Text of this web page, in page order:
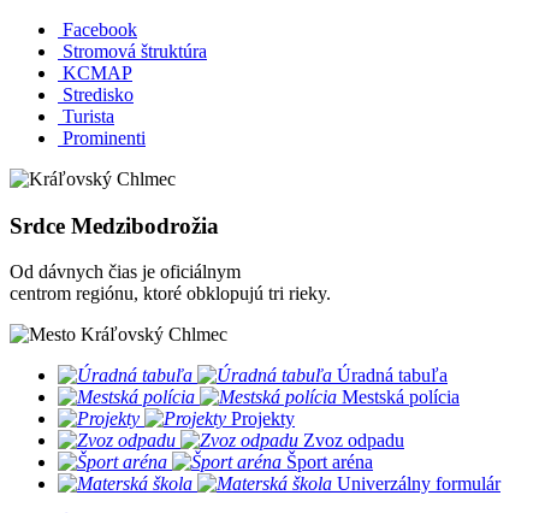
Facebook
Stromová štruktúra
KCMAP
Stredisko
Turista
Prominenti
Srdce Medzibodrožia
Od dávnych čias je oficiálnym
centrom regiónu, ktoré obklopujú tri rieky.
Úradná tabuľa
Mestská polícia
Projekty
Zvoz odpadu
Šport aréna
Univerzálny formulár